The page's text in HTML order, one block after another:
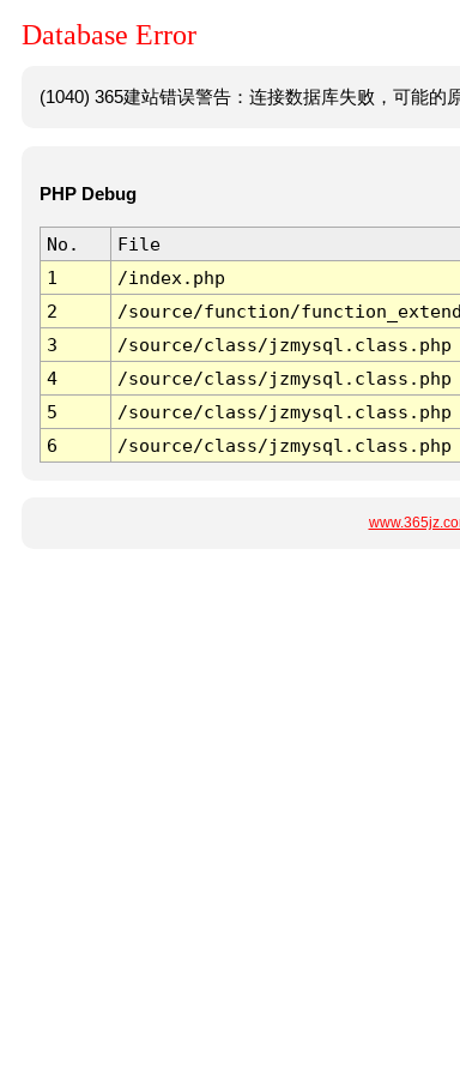
Database Error
(1040) 365建站错误警告：连接数据库失败，可能的
PHP Debug
No. File
1
/index.php
2
/source/function/
3
/source/class/jzmysql.class.php
4
/source/class/jzmysql.class.php
5
/source/class/jzmysql.class.php
6
/source/class/jzmysql.class.php